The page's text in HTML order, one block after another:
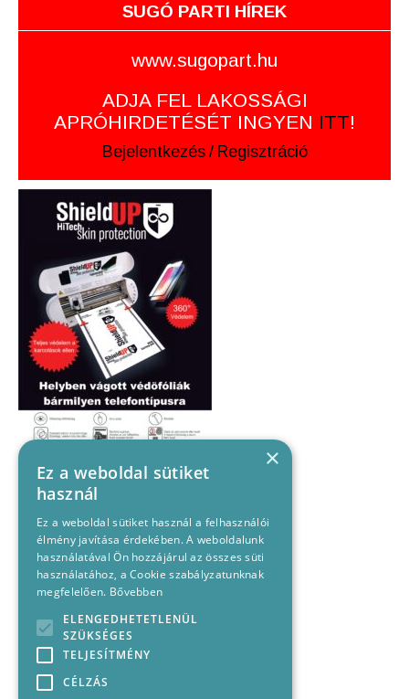
SUGÓ PARTI HÍREK
www.sugopart.hu
ADJA FEL LAKOSSÁGI
APRÓHIRDETÉSÉT INGYEN ITT!
Bejelentkezés / Regisztráció
×
Ez a weboldal sütiket
használ
Ez a weboldal sütiket használ a felhasználói
élmény javítása érdekében. A weboldalunk
használatával Ön hozzájárul az összes süti
használatához, a Cookie szabályzatunknak
megfelelően. Bővebben
ELENGEDHETETLENÜL
SZÜKSÉGES
TELJESÍTMÉNY
CÉLZÁS